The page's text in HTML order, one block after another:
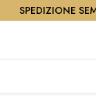
SPEDIZIONE